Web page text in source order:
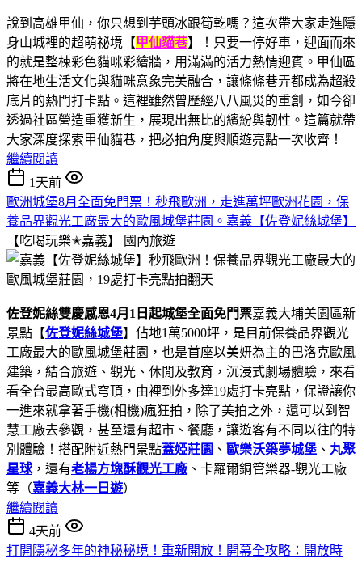
說到高雄甲仙，你只想到芋頭冰跟筍乾嗎？這次帶大家走進隱
身山城裡的超萌祕境【甲仙貓巷】！只要一停好車，迎面而來
的就是整棟彩色貓咪彩繪牆，用滿滿的活力熱情迎賓。甲仙區
將在地生活文化與貓咪意象完美融合，讓條條巷弄都成為超殺
底片的熱門打卡點。這裡雖然曾歷經八八風災的重創，如今卻
透過社區營造重獲新生，展現出無比的繽紛與韌性。這篇就帶
大家深度探索甲仙貓巷，把必拍角度與順遊亮點一次收齊！
繼續閱讀
1天前
歐洲城堡8月全面免門票！秒飛歐洲，走進萬坪歐洲花園，保
養品界觀光工廠最大的歐風城堡莊園。嘉義【佐登妮絲城堡】
【吃喝玩樂✭嘉義】
國內旅遊
佐登妮絲雙慶感恩4月1日起城堡全面免門票嘉義大埔美園區新
景點【佐登妮絲城堡】佔地1萬5000坪，是目前保養品界觀光
工廠最大的歐風城堡莊園，也是首座以美妍為主的巴洛克歐風
建築，結合旅遊、觀光、休閒及教育，沉浸式劇場體驗，來看
看全台最高歐式穹頂，由裡到外多達19處打卡亮點，保證讓你
一進來就拿著手機(相機)瘋狂拍，除了美拍之外，還可以到智
慧工廠去參觀，甚至還有超市、餐廳，讓遊客有不同以往的特
別體驗！搭配附近熱門景點蓋婭莊園 、 歐樂沃築夢城堡 、 丸聚
星球 ，還有老楊方塊酥觀光工廠 、卡羅爾銅管樂器-觀光工廠
等（嘉義大林一日遊）
繼續閱讀
4天前
打開隱秘多年的神秘秘境！重新開放！開幕全攻略：開放時